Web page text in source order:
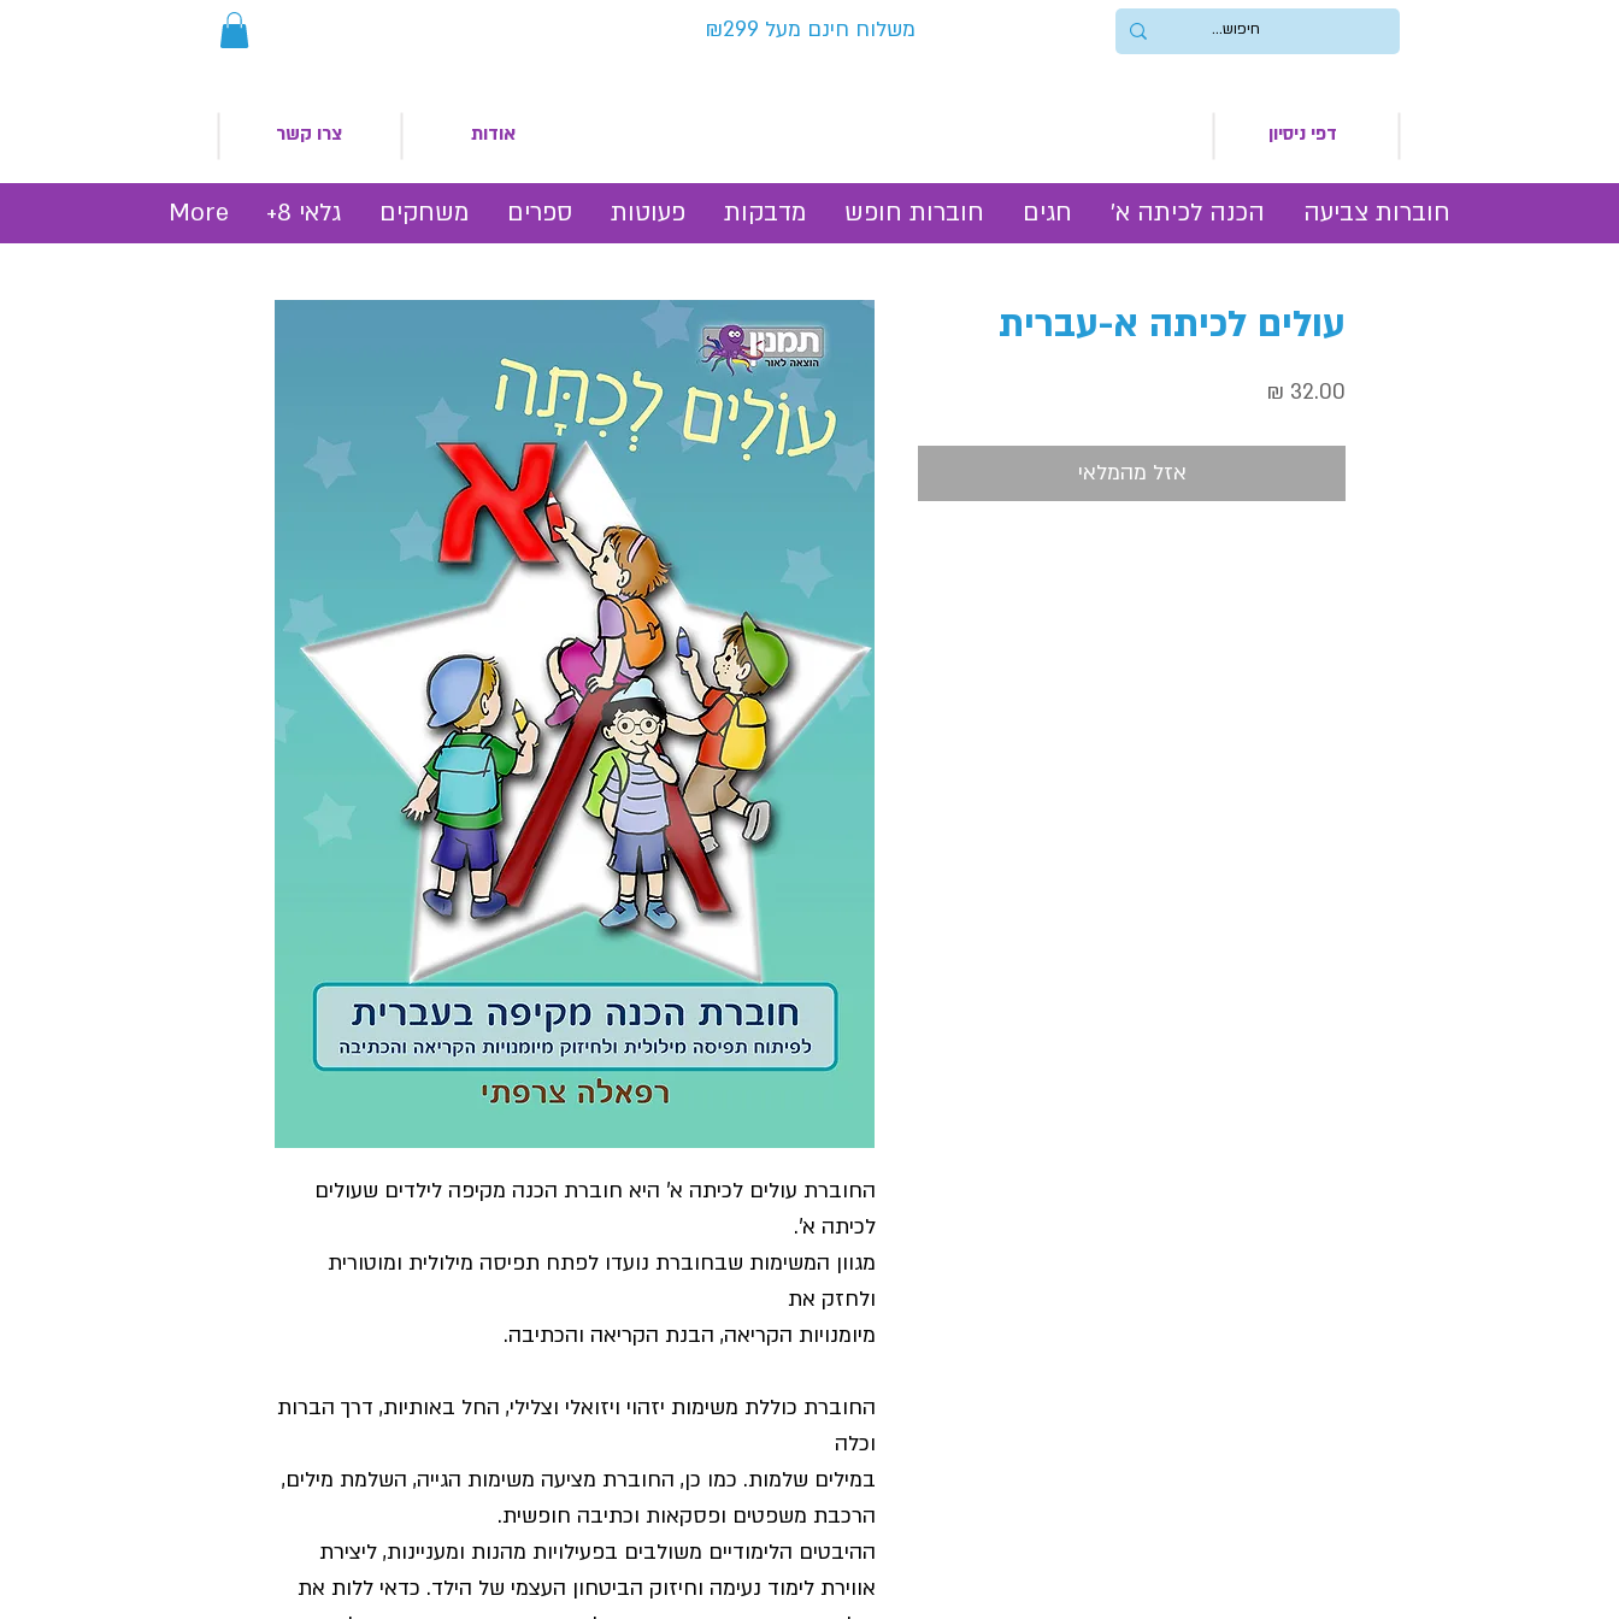
משלוח חינם מעל ₪299
חוברות צביעה הכנה לכיתה א׳ חגים חוברות חופש מדבקות פעוטות ספרים משחקים גלאי 8+ More
צרו קשר אודות דפי ניסיון
החוברת עולים לכיתה א' היא חוברת הכנה מקיפה לילדים שעולים
לכיתה א'.
מגוון המשימות שבחוברת נועדו לפתח תפיסה מילולית ומוטורית
ולחזק את
מיומנויות הקריאה, הבנת הקריאה והכתיבה.
החוברת כוללת משימות יזהוי ויזואלי וצלילי, החל באותיות, דרך הברות
וכלה
במילים שלמות. כמו כן, החוברת מציעה משימות הגייה, השלמת מילים,
הרכבת משפטים ופסקאות וכתיבה חופשית.
ההיבטים הלימודיים משולבים בפעילויות מהנות ומעניינות, ליצירת
אווירת לימוד נעימה וחיזוק הביטחון העצמי של הילד. כדאי ללות את
עולים לכיתה א-עברית
אזל מהמלאי